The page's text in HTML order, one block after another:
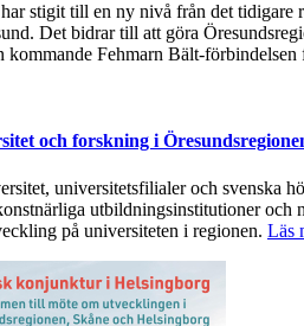
stigit till en ny nivå från det tidigare
Det bidrar till att göra
kommande Fehmarn Bält-
och forskning i
universitetsfilialer och svenska
utbildningsinstitutioner och
på universiteten i regionen. Läs